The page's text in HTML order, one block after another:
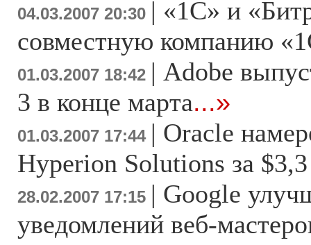
04.03.2007 20:30 | «1С» и
совместную компанию
01.03.2007 18:42 | Adobe
3 в конце марта...»
01.03.2007 17:44 | Oracle
Hyperion Solutions за
28.02.2007 17:15 | Google
уведомлений веб-